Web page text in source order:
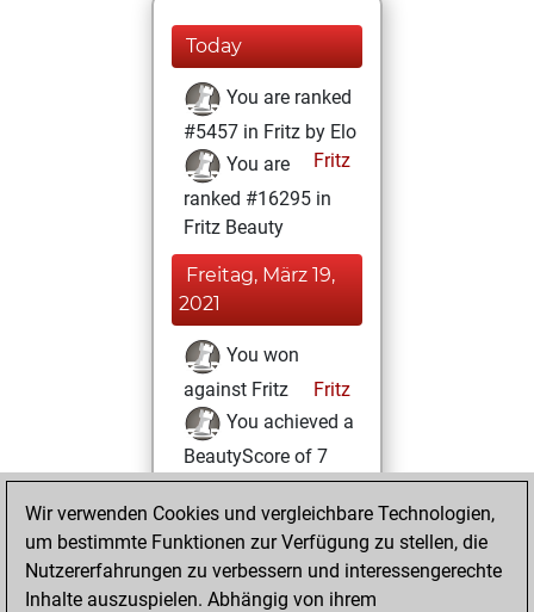
Today
You are ranked
#5457 in Fritz by Elo
Fritz
You are
ranked #16295 in
Fritz Beauty
Freitag, März 19,
2021
You won
against Fritz
Fritz
You achieved a
BeautyScore of 7
You achieved a
new Elo of 1618
You created
your Fritz account
Wir verwenden Cookies und vergleichbare Technologien,
um bestimmte Funktionen zur Verfügung zu stellen, die
Nutzererfahrungen zu verbessern und interessengerechte
Inhalte auszuspielen. Abhängig von ihrem